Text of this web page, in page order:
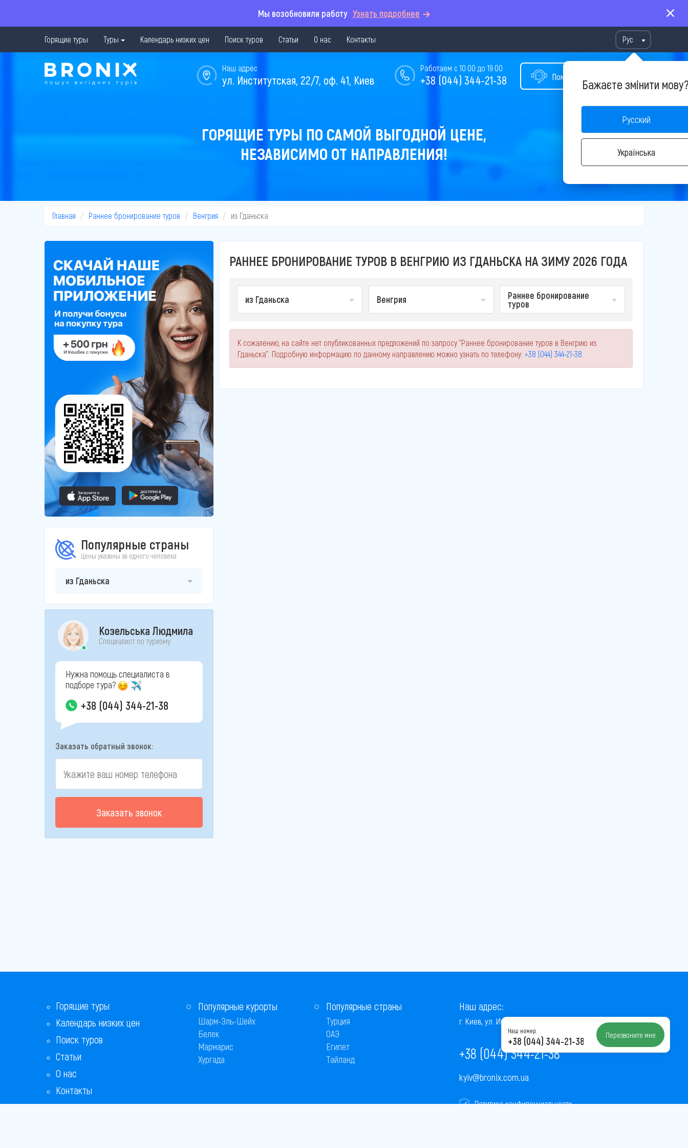
Мы возобновили работу Узнать подробнее
Горящие туры Туры Календарь низких цен Поиск туров Статьи О нас Контакты Рус
Бажаєте змінити
Русский
Українська
Помощь в подборе тура
Работаем с 10:00 до 19:00
+38 (044) 344-21-38
Наш адрес
ул. Институтская, 22/7, оф. 41, Киев
ГОРЯЩИЕ ТУРЫ ПО САМОЙ ВЫГОДНОЙ ЦЕНЕ,
НЕЗАВИСИМО ОТ НАПРАВЛЕНИЯ!
Главная Раннее бронирование туров Венгрия из Гданьска
Популярные страны
Цены указаны за одного человека
из Гданьска
Козельська Людмила
Специалист по туризму
Нужна помощь специалиста в
подборе тура?
+38 (044) 344-21-38
Заказать обратный звонок:
Заказать звонок
РАННЕЕ БРОНИРОВАНИЕ ТУРОВ В ВЕНГРИЮ ИЗ ГДАНЬСКА НА ЗИМУ 2026 ГОДА
из Гданьска Венгрия Раннее бронирование
туров
К сожалению, на сайте нет опубликованных предложений по запросу "Раннее бронирование туров в Венгрию из
Гданьска". Подробную информацию по данному направлению можно узнать по телефону: +38 (044) 344-21-38
Горящие туры
Календарь низких цен
Поиск туров
Статьи
О нас
Контакты
Бонусная программа
Популярные курорты
Шарм-Эль-Шейх
Белек
Мармарис
Хургада
Популярные страны
Турция
ОАЭ
Египет
Тайланд
Наш адрес:
г. Киев, ул. Институтская, 22/7, оф. 41
+38 (044) 344-21-38
kyiv@bronix.com.ua
Политика конфиденциальности
Наш номер:
+38 (044) 344-21-38 Перезвоните мне